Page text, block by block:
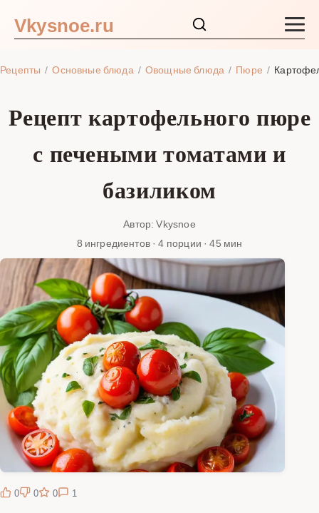
Vkysnoe.ru
Рецепты Основные блюда Овощные блюда Пюре
Рецепт картофельного пюре
с печеными томатами и
базиликом
Автор: Vkysnoe
8 ингредиентов · 4 порции · 45 мин
0 0 0 1